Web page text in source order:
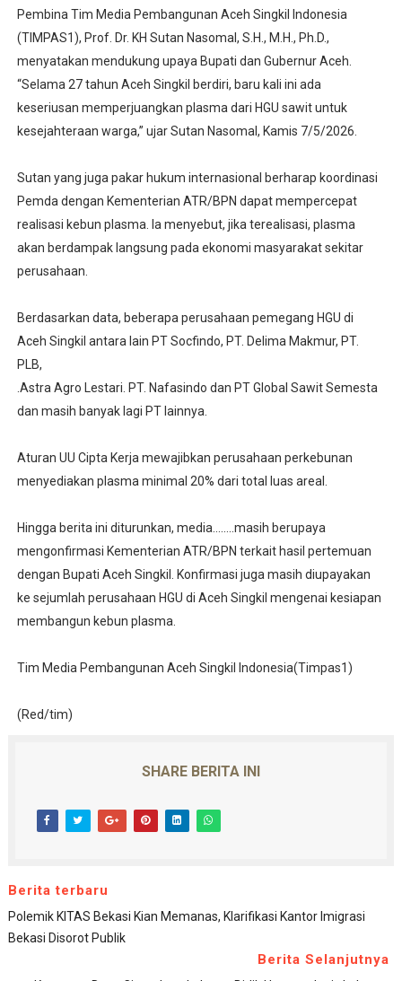
Pembina Tim Media Pembangunan Aceh Singkil Indonesia
(TIMPAS1), Prof. Dr. KH Sutan Nasomal, S.H., M.H., Ph.D.,
menyatakan mendukung upaya Bupati dan Gubernur Aceh.
“Selama 27 tahun Aceh Singkil berdiri, baru kali ini ada
keseriusan memperjuangkan plasma dari HGU sawit untuk
kesejahteraan warga,” ujar Sutan Nasomal, Kamis 7/5/2026.
Sutan yang juga pakar hukum internasional berharap koordinasi
Pemda dengan Kementerian ATR/BPN dapat mempercepat
realisasi kebun plasma. Ia menyebut, jika terealisasi, plasma
akan berdampak langsung pada ekonomi masyarakat sekitar
perusahaan.
Berdasarkan data, beberapa perusahaan pemegang HGU di
Aceh Singkil antara lain PT Socfindo, PT. Delima Makmur, PT.
PLB,
.Astra Agro Lestari. PT. Nafasindo dan PT Global Sawit Semesta
dan masih banyak lagi PT lainnya.
Aturan UU Cipta Kerja mewajibkan perusahaan perkebunan
menyediakan plasma minimal 20% dari total luas areal.
Hingga berita ini diturunkan, media........masih berupaya
mengonfirmasi Kementerian ATR/BPN terkait hasil pertemuan
dengan Bupati Aceh Singkil. Konfirmasi juga masih diupayakan
ke sejumlah perusahaan HGU di Aceh Singkil mengenai kesiapan
membangun kebun plasma.
Tim Media Pembangunan Aceh Singkil Indonesia(Timpas1)
(Red/tim)
SHARE BERITA INI
Berita terbaru
Polemik KITAS Bekasi Kian Memanas, Klarifikasi Kantor Imigrasi
Bekasi Disorot Publik
Berita Selanjutnya